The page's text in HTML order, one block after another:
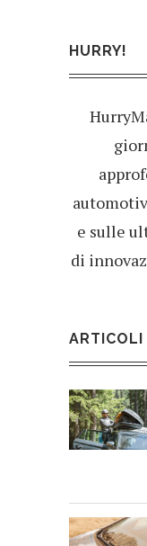
HURRY!
e sulle
di
ARTICOLI